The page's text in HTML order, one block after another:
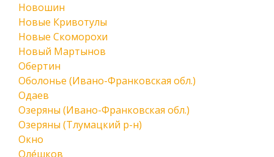
Новошин
Новые Кривотулы
Новые Скоморохи
Новый Мартынов
Обертин
Оболонье (Ивано-Франковская обл.)
Одаев
Озеряны (Ивано-Франковская обл.)
Озеряны (Тлумацкий р-н)
Окно
Оле́шков